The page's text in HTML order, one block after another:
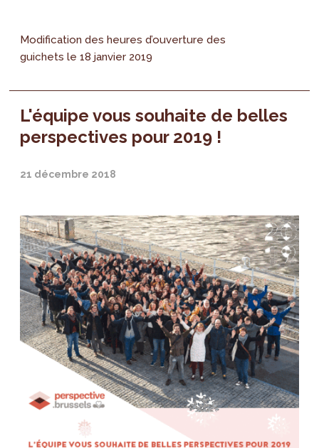
Modification des heures d’ouverture des
guichets le 18 janvier 2019
L'équipe vous souhaite de belles
perspectives pour 2019 !
21 décembre 2018